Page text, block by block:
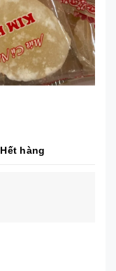
Hết hàng